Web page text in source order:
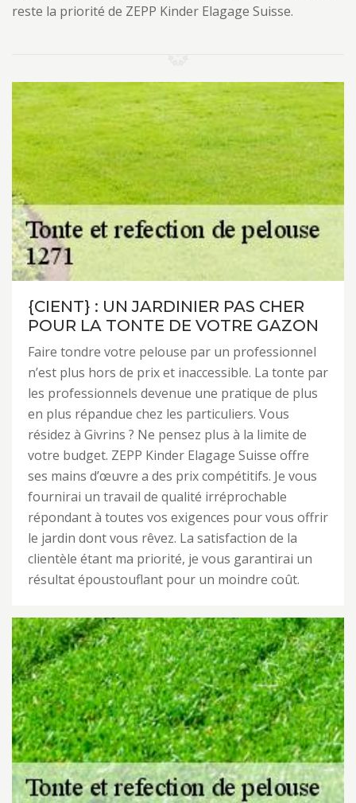
reste la priorité de ZEPP Kinder Elagage Suisse.
{CIENT} : UN JARDINIER PAS CHER
POUR LA TONTE DE VOTRE GAZON
Faire tondre votre pelouse par un professionnel
n’est plus hors de prix et inaccessible. La tonte par
les professionnels devenue une pratique de plus
en plus répandue chez les particuliers. Vous
résidez à Givrins ? Ne pensez plus à la limite de
votre budget. ZEPP Kinder Elagage Suisse offre
ses mains d’œuvre a des prix compétitifs. Je vous
fournirai un travail de qualité irréprochable
répondant à toutes vos exigences pour vous offrir
le jardin dont vous rêvez. La satisfaction de la
clientèle étant ma priorité, je vous garantirai un
résultat époustouflant pour un moindre coût.